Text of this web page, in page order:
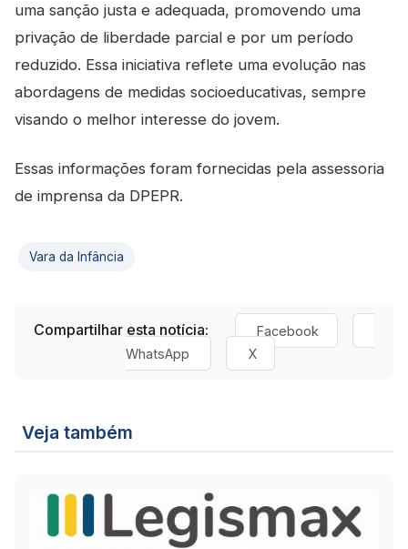
uma sanção justa e adequada, promovendo uma
privação de liberdade parcial e por um período
reduzido. Essa iniciativa reflete uma evolução nas
abordagens de medidas socioeducativas, sempre
visando o melhor interesse do jovem.
Essas informações foram fornecidas pela assessoria
de imprensa da DPEPR.
Vara da Infância
Compartilhar esta notícia:
Facebook
WhatsApp
X
Veja também